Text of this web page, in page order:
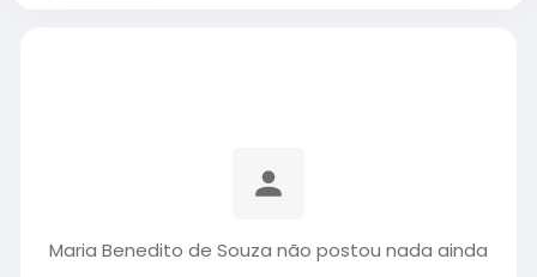
Maria Benedito de Souza não postou nada ainda